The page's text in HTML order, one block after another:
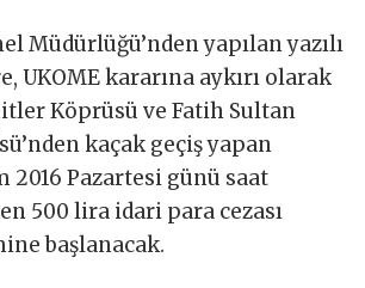
Müdürlüğü’nden yapılan yazılı
UKOME kararına aykırı olarak
Köprüsü ve Fatih Sultan
kaçak geçiş yapan
2016 Pazartesi günü saat
500 lira idari para cezası
başlanacak.